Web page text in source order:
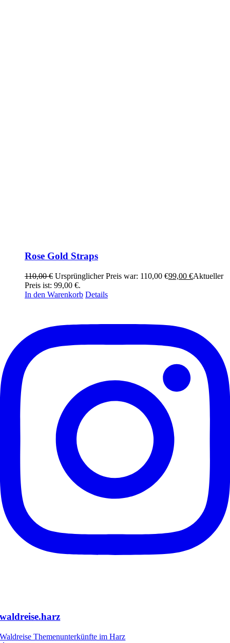
Rose Gold Straps
110,00€ Ursprünglicher Preis war: 110,00 €99,00 €Aktueller
Preis ist: 99,00 €.
In den Warenkorb Details
waldreise.harz
Waldreise Themenunterkünfte im Harz